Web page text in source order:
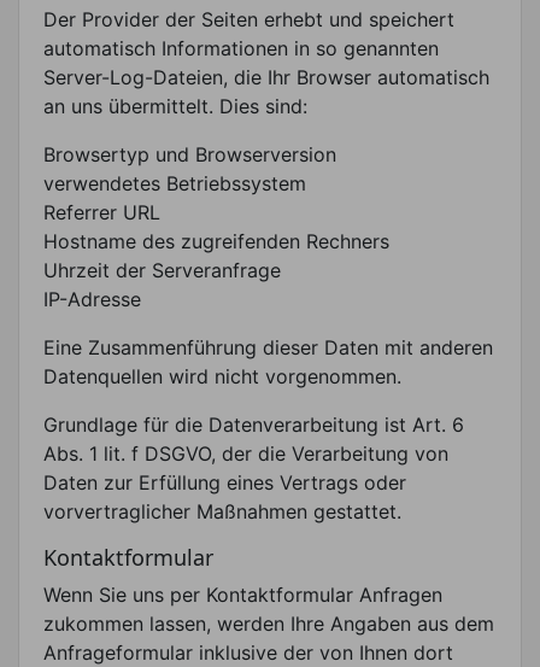
Der Provider der Seiten erhebt und speichert
automatisch Informationen in so genannten
Server-Log-Dateien, die Ihr Browser automatisch
an uns übermittelt. Dies sind:
Browsertyp und Browserversion
verwendetes Betriebssystem
Referrer URL
Hostname des zugreifenden Rechners
Uhrzeit der Serveranfrage
IP-Adresse
Eine Zusammenführung dieser Daten mit anderen
Datenquellen wird nicht vorgenommen.
Grundlage für die Datenverarbeitung ist Art. 6
Abs. 1 lit. f DSGVO, der die Verarbeitung von
Daten zur Erfüllung eines Vertrags oder
vorvertraglicher Maßnahmen gestattet.
Kontaktformular
Wenn Sie uns per Kontaktformular Anfragen
zukommen lassen, werden Ihre Angaben aus dem
Anfrageformular inklusive der von Ihnen dort